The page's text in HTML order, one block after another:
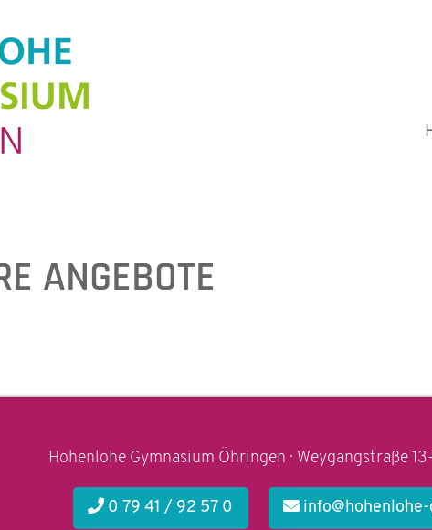
ANGEBOTE
Hohenlohe Gymnasium Öhringen · Weygangstraße
0 79 41 / 92 57 0